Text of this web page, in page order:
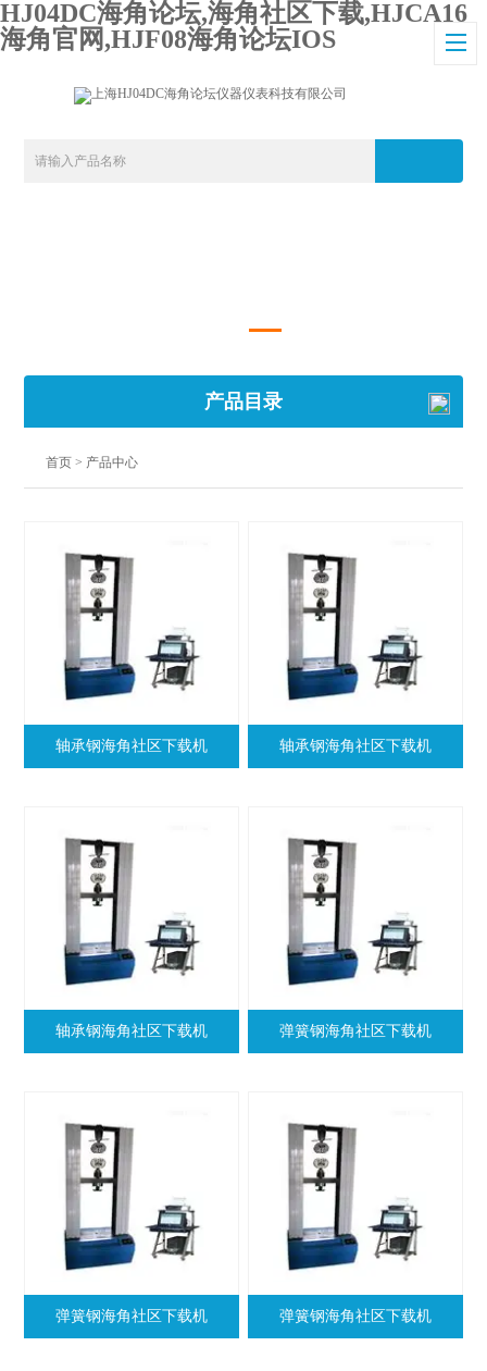
HJ04DC海角论坛,海角社区下载,HJCA16
海角官网,HJF08海角论坛IOS
产品目录
首页 > 产品中心
轴承钢海角社区下载机 轴承钢海角社区下载机
轴承钢海角社区下载机 弹簧钢海角社区下载机
弹簧钢海角社区下载机 弹簧钢海角社区下载机